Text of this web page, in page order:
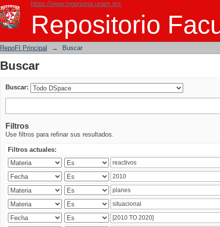
https://www.ingenieria.unam.mx
Repositorio
Buscar
RepoFI Principal → Buscar
Buscar
Buscar:
Filtros
Use filtros para refinar sus resultados.
Filtros actuales: